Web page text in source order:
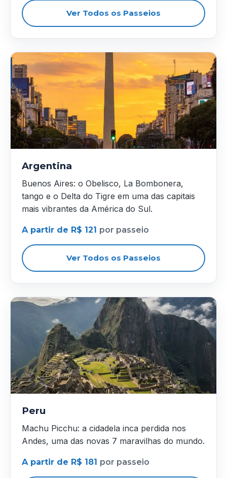
Ver Todos os Passeios
Argentina
Buenos Aires: o Obelisco, La Bombonera,
tango e o Delta do Tigre em uma das capitais
mais vibrantes da América do Sul.
A partir de R$ 121 por passeio
Ver Todos os Passeios
Peru
Machu Picchu: a cidadela inca perdida nos
Andes, uma das novas 7 maravilhas do mundo.
A partir de R$ 181 por passeio